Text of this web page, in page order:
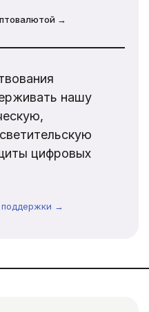
→
нашу
цифровых
поддержки →